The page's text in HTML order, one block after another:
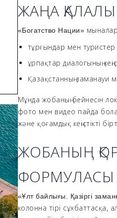
ЖАҢА
«Богатство Нации»
тұрғындар мен туристер
ұрпақтар диалогының
Қазақстанның заманауи
Мұнда жобаның бейнесін
фото мен видео пайда
және қоғамдық кеңістікті
ЖОБАНЫҢ
ФОРМУЛАСЫ
«Ұлт байлығы. Қазіргі
колонна тірі сұхбаттасқа,